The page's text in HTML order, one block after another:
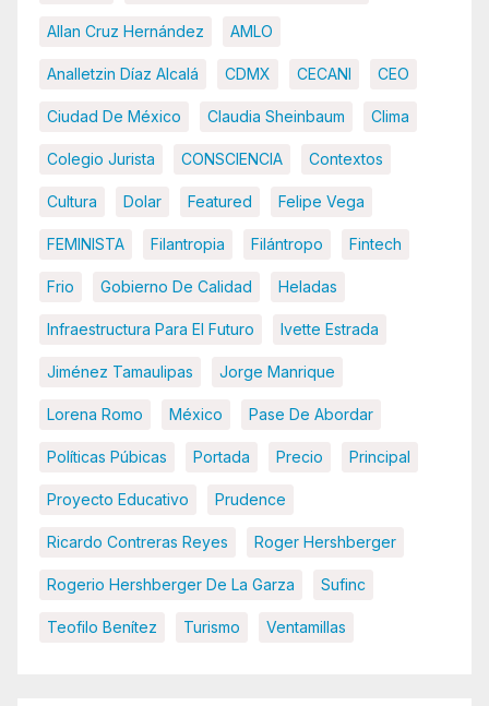
Allan Cruz Hernández AMLO
Analletzin Díaz Alcalá CDMX CECANI CEO
Ciudad De México Claudia Sheinbaum Clima
Colegio Jurista CONSCIENCIA Contextos
Cultura Dolar Featured Felipe Vega
FEMINISTA Filantropia Filántropo Fintech
Frio Gobierno De Calidad Heladas
Infraestructura Para El Futuro Ivette Estrada
Jiménez Tamaulipas Jorge Manrique
Lorena Romo México Pase De Abordar
Políticas Púbicas Portada Precio Principal
Proyecto Educativo Prudence
Ricardo Contreras Reyes Roger Hershberger
Rogerio Hershberger De La Garza Sufinc
Teofilo Benítez Turismo Ventamillas